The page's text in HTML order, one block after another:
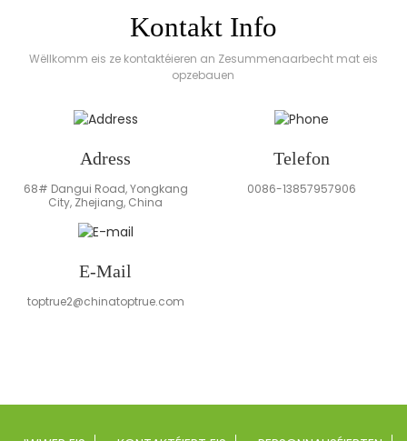
Kontakt Info
Wëllkomm eis ze kontaktéieren an Zesummenaarbecht mat eis
opzebauen
Adress
68# Dangui Road, Yongkang
City, Zhejiang, China
Telefon
0086-13857957906
E-Mail
toptrue2@chinatoptrue.com